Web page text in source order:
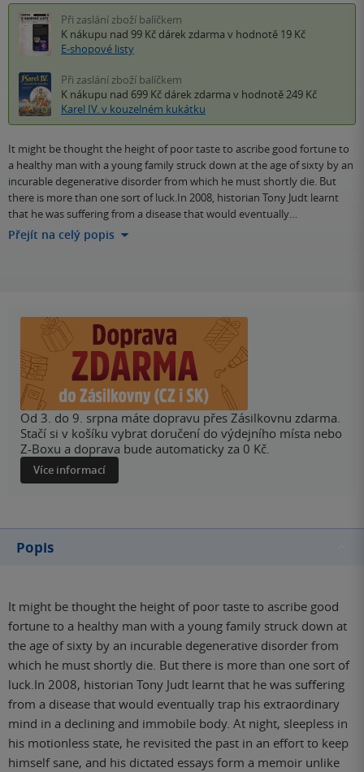
Při zaslání zboží balíčkem
K nákupu nad 99 Kč dárek zdarma v hodnotě 19 Kč
E-shopové listy
Při zaslání zboží balíčkem
K nákupu nad 699 Kč dárek zdarma v hodnotě 249 Kč
Karel IV. v kouzelném kukátku
It might be thought the height of poor taste to ascribe good fortune to
a healthy man with a young family struck down at the age of sixty by an
incurable degenerative disorder from which he must shortly die. But
there is more than one sort of luck.In 2008, historian Tony Judt learnt
that he was suffering from a disease that would eventually…
Přejít na celý popis
Od 3. do 9. srpna máte dopravu přes Zásilkovnu zdarma.
Stačí si v košíku vybrat doručení do výdejního místa nebo
Z-Boxu a doprava bude automaticky za 0 Kč.
Více informací
Popis
It might be thought the height of poor taste to ascribe good
fortune to a healthy man with a young family struck down at
the age of sixty by an incurable degenerative disorder from
which he must shortly die. But there is more than one sort of
luck.In 2008, historian Tony Judt learnt that he was suffering
from a disease that would eventually trap his extraordinary
mind in a declining and immobile body. At night, sleepless in
his motionless state, he revisited the past in an effort to keep
himself sane, and his dictated essays form a memoir unlike